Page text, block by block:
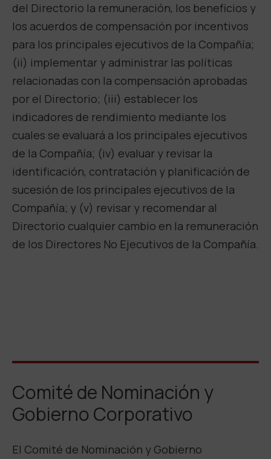
del Directorio la remuneración, los beneficios y
los acuerdos de compensación por incentivos
para los principales ejecutivos de la Compañía;
(ii) implementar y administrar las políticas
relacionadas con la compensación aprobadas
por el Directorio; (iii) establecer los
indicadores de rendimiento mediante los
cuales se evaluará a los principales ejecutivos
de la Compañía; (iv) evaluar y revisar la
identificación, contratación y planificación de
sucesión de los principales ejecutivos de la
Compañía; y (v) revisar y recomendar al
Directorio cualquier cambio en la remuneración
de los Directores No Ejecutivos de la Compañía.
Comité de Nominación y
Gobierno Corporativo
El Comité de Nominación y Gobierno